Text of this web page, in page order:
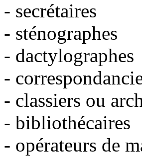
- secrétaires
- sténographes
- dactylographes
-
- classiers ou
- bibliothécaires
- opérateurs de